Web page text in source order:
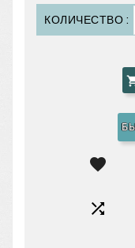
КОЛИЧЕСТВО :

